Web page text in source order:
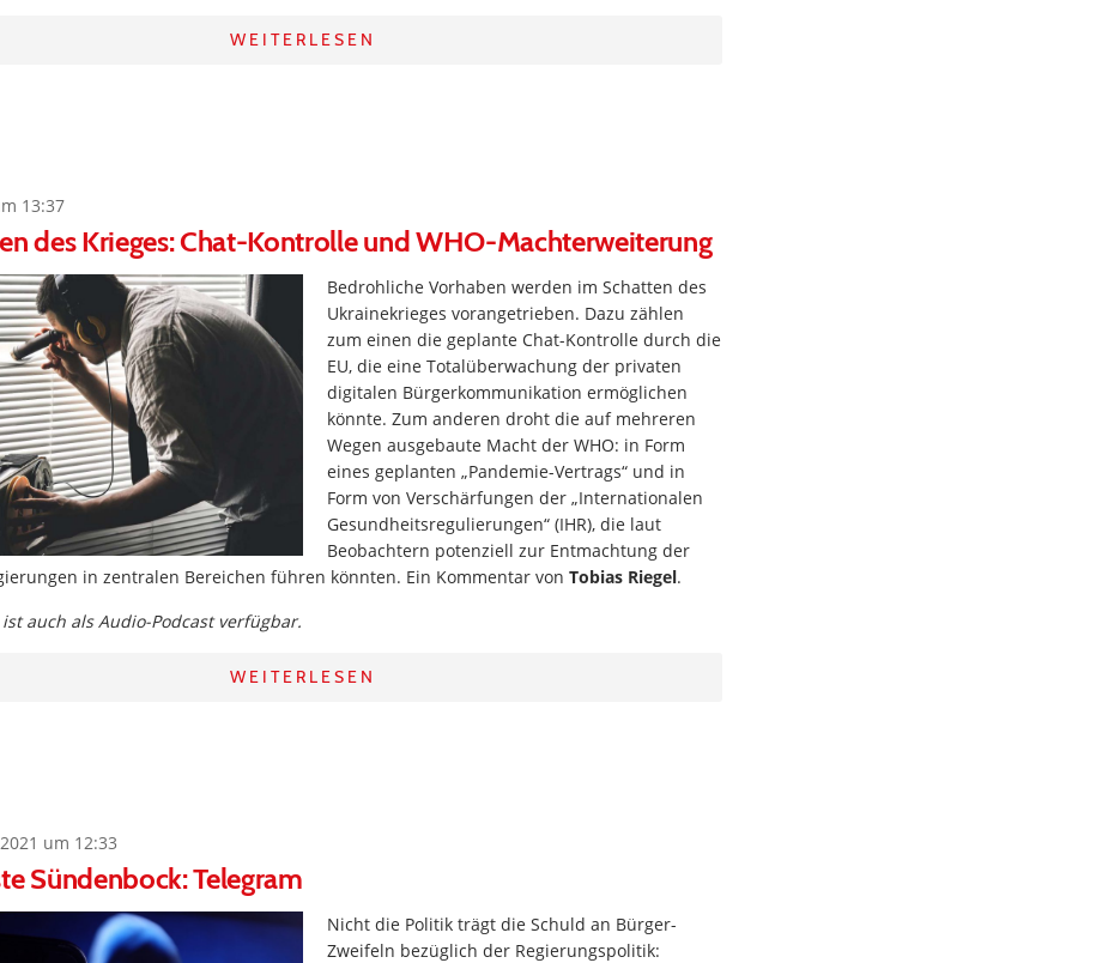
WEITERLESEN
13:37
des Krieges: Chat-Kontrolle und WHO-Machterweiterung
Bedrohliche Vorhaben werden im Schatten des
Ukrainekrieges vorangetrieben. Dazu zählen
zum einen die geplante Chat-Kontrolle durch die
EU, die eine Totalüberwachung der privaten
digitalen Bürgerkommunikation ermöglichen
könnte. Zum anderen droht die auf mehreren
Wegen ausgebaute Macht der WHO: in Form
eines geplanten „Pandemie-Vertrags“ und in
Form von Verschärfungen der „Internationalen
Gesundheitsregulierungen“ (IHR), die laut
Beobachtern potenziell zur Entmachtung der
in zentralen Bereichen führen könnten. Ein Kommentar von Tobias Riegel.
auch als Audio-Podcast verfügbar.
WEITERLESEN
um 12:33
Sündenbock: Telegram
Nicht die Politik trägt die Schuld an Bürger-
Zweifeln bezüglich der Regierungspolitik: